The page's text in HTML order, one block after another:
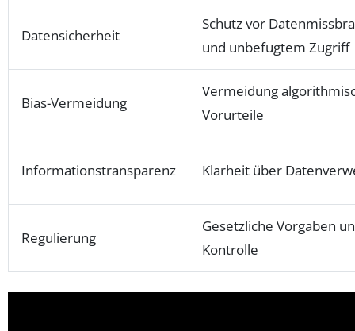
Datensicherheit
Schutz vor
und unbefugtem Zugriff
Bias-Vermeidung
Vermeidung
Vorurteile
Informationstransparenz Klarheit über
Regulierung
Gesetzliche Vorgaben
Kontrolle